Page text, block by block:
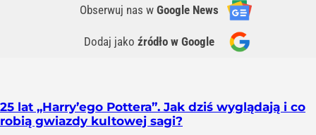
Obserwuj nas w Google News
Dodaj jako źródło w Google
25 lat „Harry’ego Pottera”. Jak dziś wyglądają i co
robią gwiazdy kultowej sagi?